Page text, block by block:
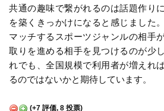
共通の趣味で繋がれるのは話題作り
を築くきっかけになると感じました
マッチするスポーツジャンルの相手
取りを進める相手を見つけるのが少
れでも、全国規模で利用者が増えれ
るのではないかと期待しています。
(+7 評価, 8 投票)